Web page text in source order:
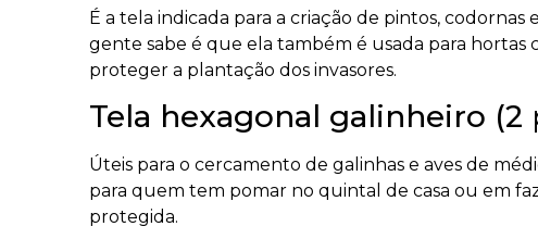
Úteis para o cercamento de galinhas e aves de
para quem tem pomar no quintal de casa ou em
protegida.
Tela hexagonal mangueirão
Quem vive ou trabalha na rural sabe do que se
ovelhas e animais de médio porte.